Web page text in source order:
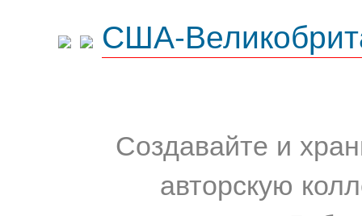
США-
Создавайте и
авторскую